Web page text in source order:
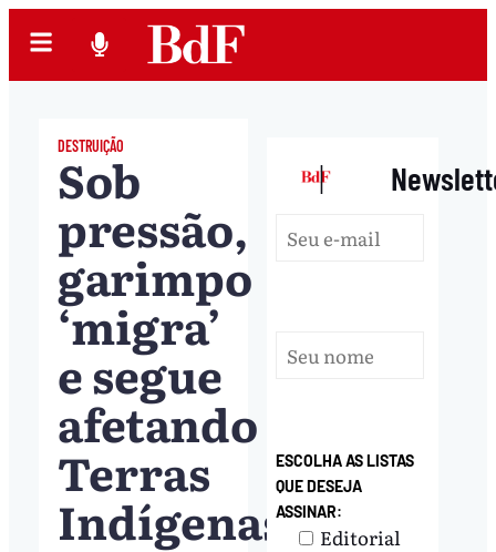
DESTRUIÇÃO
Sob
pressão,
garimpo
‘migra’
e segue
afetando
Terras
Indígenas;
|
ESCOLHA AS LISTAS
QUE DESEJA
ASSINAR:
Editorial